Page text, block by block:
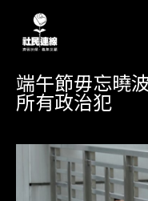
端午節毋忘曉
所有政治犯